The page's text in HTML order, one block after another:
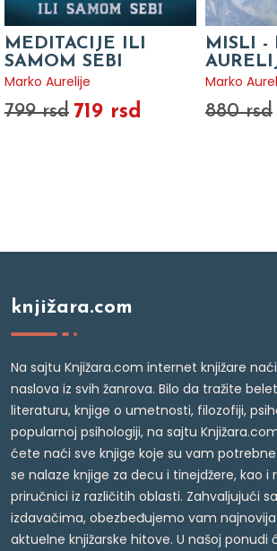
MEDITACIJE ILI
SAMOM SEBI
Marko Aurelije
799 rsd 719 rsd
MISLI -
Marko
880 rsd
knjižara.com
Na sajtu Knjižara.com internet knjižare
naslova iz svih žanrova. Bilo da tražite
literaturu, knjige o umetnosti, filozofiji,
popularnoj psihologiji, na sajtu
ćete naći sve knjige koje su vam
se nalaze knjige za decu i tinejdžere, kao i
priručnici iz različitih oblasti. Zahvaljujući
izdavačima, obezbeđujemo vam
aktuelne knjižarske hitove. U našoj ponudi